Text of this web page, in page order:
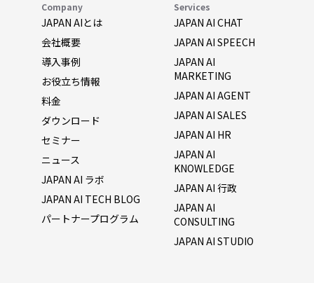
Company
JAPAN AIとは
会社概要
導入事例
お役立ち情報
料金
ダウンロード
セミナー
ニュース
JAPAN AI ラボ
JAPAN AI TECH BLOG
パートナープログラム
Services
JAPAN AI CHAT
JAPAN AI SPEECH
JAPAN AI
MARKETING
JAPAN AI AGENT
JAPAN AI SALES
JAPAN AI HR
JAPAN AI
KNOWLEDGE
JAPAN AI 行政
JAPAN AI
CONSULTING
JAPAN AI STUDIO